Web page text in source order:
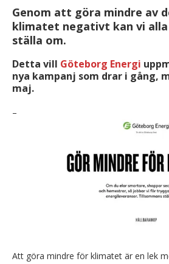
Genom att göra mindre av
klimatet negativt kan vi alla
ställa om.
Detta vill Göteborg Energi
nya kampanj som drar i gång,
maj.
–
Att göra mindre för klimatet är en lek